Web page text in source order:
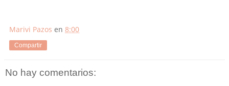
Marivi Pazos en 8:00
Compartir
No hay comentarios: